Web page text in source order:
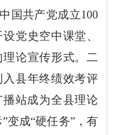
国共产党成立100
党史空中课堂、
论宣传形式。二
县年终绩效考评
站成为全县理论
变成“硬任务”，有